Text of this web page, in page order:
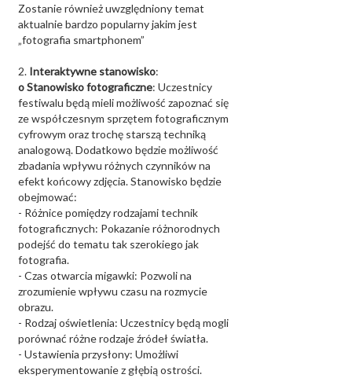
Zostanie również uwzględniony temat
aktualnie bardzo popularny jakim jest
„fotografia smartphonem”
2. Interaktywne stanowisko:
o Stanowisko fotograficzne: Uczestnicy
festiwalu będą mieli możliwość zapoznać się
ze współczesnym sprzętem fotograficznym
cyfrowym oraz trochę starszą techniką
analogową. Dodatkowo będzie możliwość
zbadania wpływu różnych czynników na
efekt końcowy zdjęcia. Stanowisko będzie
obejmować:
- Różnice pomiędzy rodzajami technik
fotograficznych: Pokazanie różnorodnych
podejść do tematu tak szerokiego jak
fotografia.
- Czas otwarcia migawki: Pozwoli na
zrozumienie wpływu czasu na rozmycie
obrazu.
- Rodzaj oświetlenia: Uczestnicy będą mogli
porównać różne rodzaje źródeł światła.
- Ustawienia przysłony: Umożliwi
eksperymentowanie z głębią ostrości.